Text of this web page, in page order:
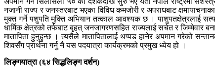
नजानी राज्य र जनस्तरबाट भएका विविध कमजोरी र अपराधबाट
मुक्त गर्ने पशुपति मुक्ति अभियान तत्काल आवश्यक छ । पाशुपतक्षेत्रलाई
धार्मिक क्षेत्रको तर्फबाट बृहत् जनजागरणसहित राज्यलाई सचेत र जिम्मेवार
मातापिता हुनुहुन्छ । त्यसैले मातापितालाई थप्पड हानेर अपमान गरेको
शिवसँग प्रार्थना गर्नु नै यस पदयात्रा कार्यक्रमको प्रमुख ध्येय हो ।
लिङ्गयात्रा (६४ सिद्धलिङ्ग दर्शन)